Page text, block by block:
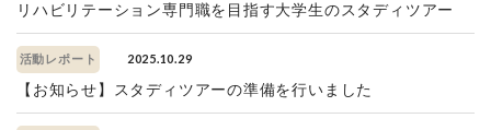
リハビリテーション専門職を目指す大学生のスタディツアー
活動レポート 2025.10.29
【お知らせ】スタディツアーの準備を行いました